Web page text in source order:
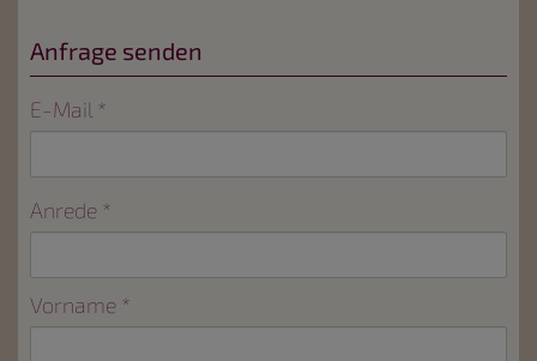
Anfrage senden
E-Mail
Anrede
Vorname